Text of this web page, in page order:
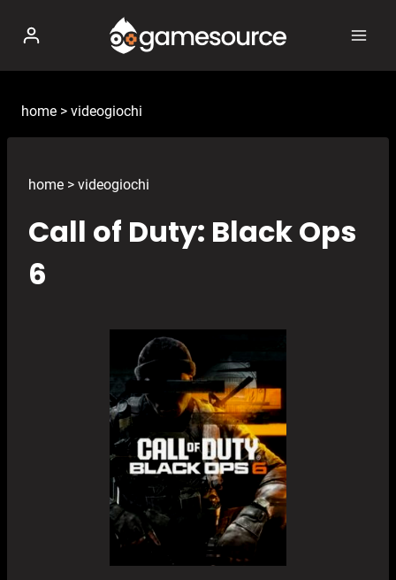
contenuto
home > videogiochi
home > videogiochi
Call of Duty: Black Ops
6